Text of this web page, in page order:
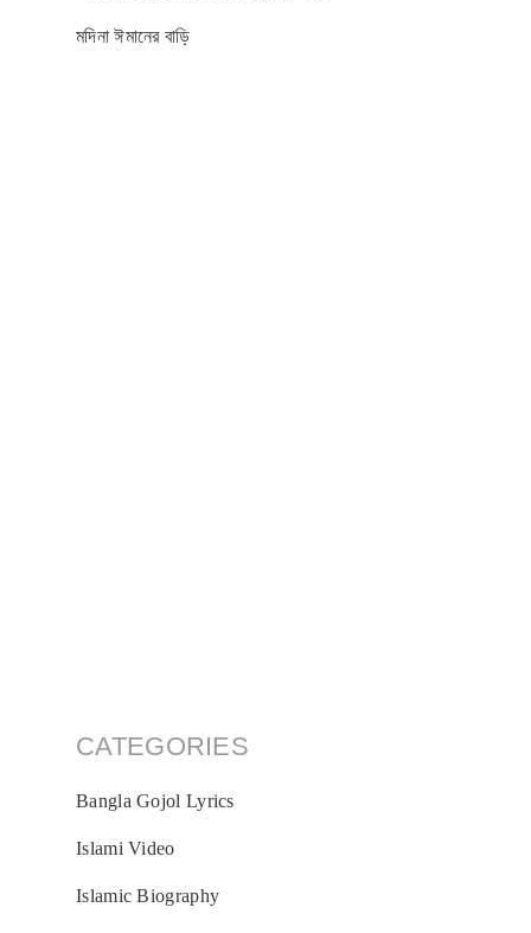
মদিনা ঈমানের বাড়ি
CATEGORIES
Bangla Gojol Lyrics
Islami Video
Islamic Biography